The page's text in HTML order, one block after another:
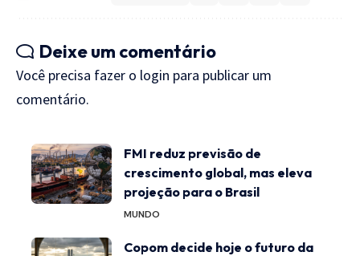
Deixe um comentário
Você precisa fazer o login para publicar um
comentário.
FMI reduz previsão de
crescimento global, mas eleva
projeção para o Brasil
MUNDO
Copom decide hoje o futuro da